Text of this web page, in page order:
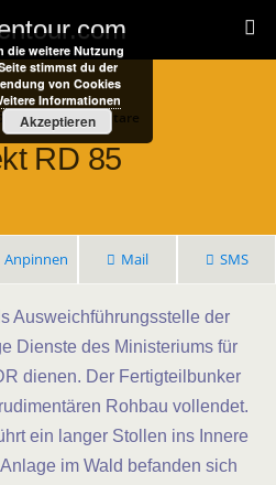
• Keine Kommentare
RD 85
Anpinnen Mail SMS
Ausweichführungsstelle der
Dienste des Ministeriums für
dienen. Der Fertigteilbunker
Rohbau vollendet.
ein langer Stollen ins Innere
im Wald befanden sich
die weitere Nutzung
stimmst du der
von Cookies
Informationen
Akzeptieren